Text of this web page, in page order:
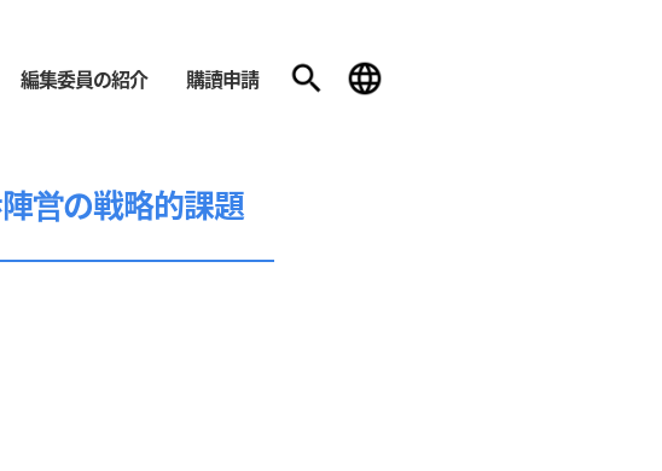
編集委員の紹介 購讀申請
営の戦略的課題